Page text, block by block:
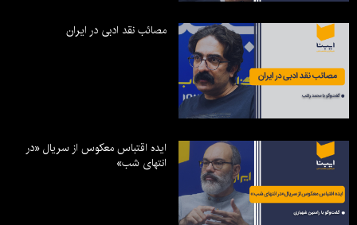
مصائب نقد ادبی در ایران
ایده اقتباس معکوس از سریال «در
انتهای شب»